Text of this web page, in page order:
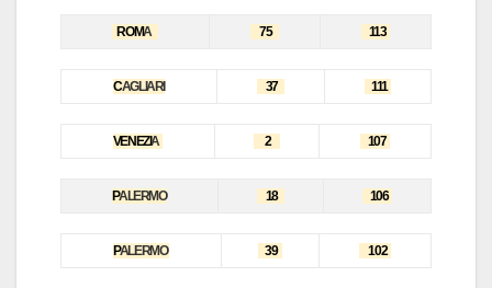
ROMA 75 113
CAGLIARI 37 111
VENEZIA 2 107
PALERMO 18 106
PALERMO 39 102